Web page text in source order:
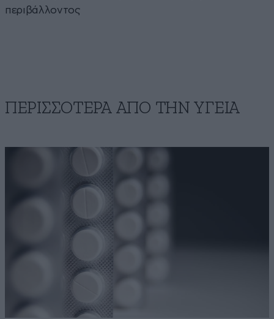
περιβάλλοντος
ΠΕΡΙΣΣΟΤΕΡΑ ΑΠΟ ΤΗΝ ΥΓΕΙΑ